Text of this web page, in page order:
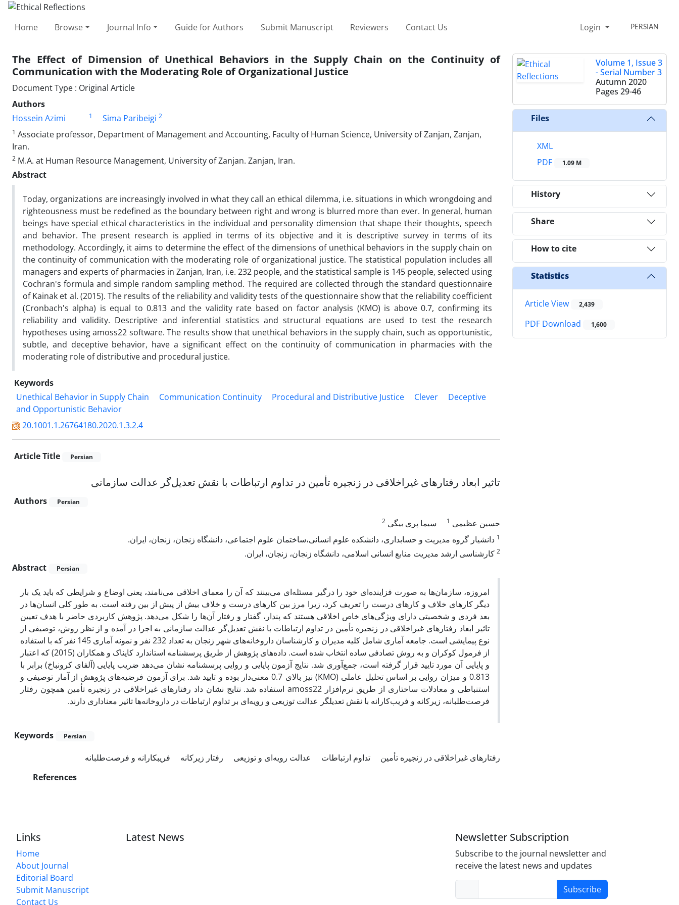
Home Browse Journal Info Guide for Authors Submit Manuscript Reviewers Contact Us Login PERSIAN
The Effect of Dimension of Unethical Behaviors in the Supply Chain on the Continuity of
Communication with the Moderating Role of Organizational Justice
Document Type : Original Article
Authors
Hossein Azimi
1 Sima Paribeigi 2
1 Associate professor, Department of Management and Accounting, Faculty of Human Science, University of Zanjan, Zanjan,
Iran.
2 M.A. at Human Resource Management, University of Zanjan. Zanjan, Iran.
Abstract
Today, organizations are increasingly involved in what they call an ethical dilemma, i.e. situations in which wrongdoing and
righteousness must be redefined as the boundary between right and wrong is blurred more than ever. In general, human
beings have special ethical characteristics in the individual and personality dimension that shape their thoughts, speech
and behavior. The present research is applied in terms of its objective and it is descriptive survey in terms of its
methodology. Accordingly, it aims to determine the effect of the dimensions of unethical behaviors in the supply chain on
the continuity of communication with the moderating role of organizational justice. The statistical population includes all
managers and experts of pharmacies in Zanjan, Iran, i.e. 232 people, and the statistical sample is 145 people, selected using
Cochran's formula and simple random sampling method. The required are collected through the standard questionnaire
of Kainak et al. (2015). The results of the reliability and validity tests of the questionnaire show that the reliability coefficient
(Cronbach's alpha) is equal to 0.813 and the validity rate based on factor analysis (KMO) is above 0.7, confirming its
reliability and validity. Descriptive and inferential statistics and structural equations are used to test the research
hypotheses using amoss22 software. The results show that unethical behaviors in the supply chain, such as opportunistic,
subtle, and deceptive behavior, have a significant effect on the continuity of communication in pharmacies with the
moderating role of distributive and procedural justice.
Keywords
Unethical Behavior in Supply Chain
Communication Continuity Procedural and Distributive Justice Clever
Deceptive
and Opportunistic Behavior
20.1001.1.26764180.2020.1.3.2.4
Article Title Persian
تاثیر ابعاد رفتارهای غیراخلاقی در زنجیره تأمین در تداوم ارتباطات با نقش تعدیل‌گر عدالت سازمانی
Authors Persian
حسین عظیمی 1 سیما پری بیگی 2
1 دانشیار گروه مدیریت و حسابداری، دانشکده علوم انسانی،ساختمان علوم اجتماعی، دانشگاه زنجان، زنجان، ایران.
2 کارشناسی ارشد مدیریت منابع انسانی اسلامی، دانشگاه زنجان، زنجان، ایران.
Abstract
Persian
امروزه، سازمان‌ها به صورت فزاینده‌ای خود را درگیر مسئله‌ای می‌بینند که آن را معمای اخلاقی می‌نامند، یعنی اوضاع و شرایطی که باید یک بار
دیگر کارهای خلاف و کارهای درست را تعریف کرد، زیرا مرز بین کارهای درست و خلاف بیش از پیش از بین رفته است. به طور کلی انسان‌ها در
بعد فردی و شخصیتی دارای ویژگی‌های خاص اخلاقی هستند که پندار، گفتار و رفتار آن‌ها را شکل می‌دهد. پژوهش کاربردی حاضر با هدف تعیین
تاثیر ابعاد رفتارهای غیراخلاقی در زنجیره تأمین در تداوم ارتباطات با نقش تعدیل‌گر عدالت سازمانی به اجرا در آمده و از نظر روش، توصیفی از
نوع پیمایشی است. جامعه آماری شامل کلیه مدیران و کارشناسان داروخانه‌های شهر زنجان به تعداد 232 نفر و نمونه آماری 145 نفر که با استفاده
از فرمول کوکران و به روش تصادفی ساده انتخاب شده است. داده‌های پژوهش از طریق پرسشنامه استاندارد کایناک و همکاران (2015) که اعتبار
و پایایی آن مورد تایید قرار گرفته است، جمع‌آوری شد. نتایج آزمون پایایی و روایی پرسشنامه نشان می‌دهد ضریب پایایی (آلفای کرونباخ) برابر با
0.813 و میزان روایی بر اساس تحلیل عاملی (KMO) نیز بالای 0.7 معنی‌دار بوده و تایید شد. برای آزمون فرضیه‌های پژوهش از آمار توصیفی و
استنباطی و معادلات ساختاری از طریق نرم‌افزار amoss22 استفاده شد. نتایج نشان داد رفتارهای غیراخلاقی در زنجیره تأمین همچون رفتار
فرصت‌‌طلبانه، زیرکانه و فریب‌کارانه با نقش تعدیلگر عدالت توزیعی و رویه‌ای بر تداوم ارتباطات در داروخانه‌ها تاثیر معناداری دارند.
Keywords Persian
رفتارهای غیراخلاقی در زنجیره تأمین تداوم ارتباطات عدالت رویه‌ای و توزیعی رفتار زیرکانه
فریبکارانه و فرصت‌طلبانه
References
Volume 1, Issue 3
- Serial Number 3
Autumn 2020
Pages 29-46
Files
XML
PDF
1.09 M
History
Share
How to cite
Statistics
Article View 2,439
PDF Download 1,600
Links
Home
About Journal
Editorial Board
Submit Manuscript
Contact Us
Latest News Newsletter Subscription
Subscribe to the journal newsletter and
receive the latest news and updates
Subscribe